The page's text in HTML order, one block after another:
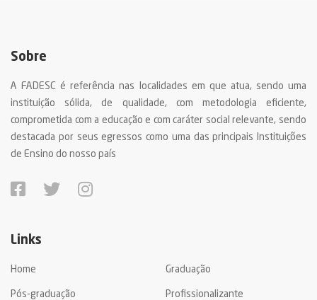
Sobre
A FADESC é referência nas localidades em que atua, sendo uma
instituição sólida, de qualidade, com metodologia eficiente,
comprometida com a educação e com caráter social relevante, sendo
destacada por seus egressos como uma das principais Instituições
de Ensino do nosso país
Links
Home Graduação
Pós-graduação Profissionalizante